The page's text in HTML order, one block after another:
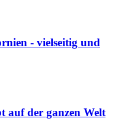
- vielseitig und
auf der ganzen Welt